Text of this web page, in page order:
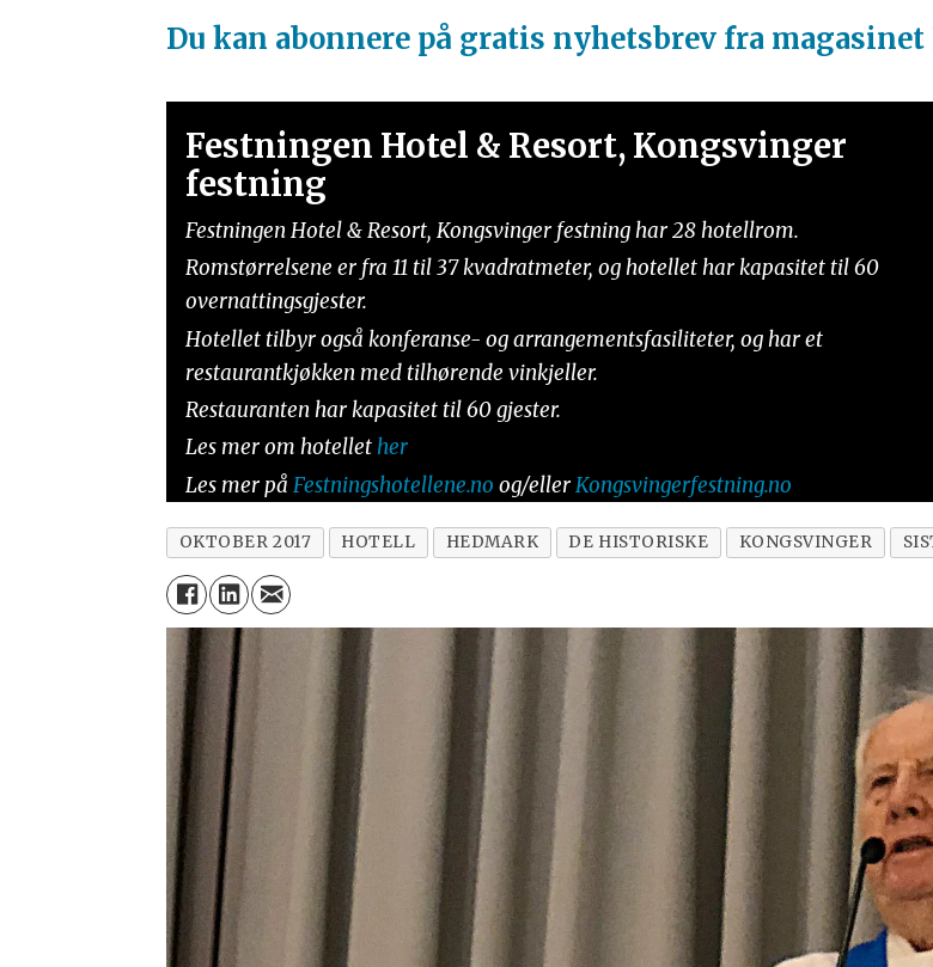
Du kan abonnere på gratis nyhetsbrev fra
Festningen Hotel & Resort, Kongsvinger
festning
Festningen Hotel & Resort, Kongsvinger festning har 28 hotellrom.
Romstørrelsene er fra 11 til 37 kvadratmeter, og hotellet har kapasitet til 60
overnattingsgjester.
Hotellet tilbyr også konferanse- og arrangementsfasiliteter, og har et
restaurantkjøkken med tilhørende vinkjeller.
Restauranten har kapasitet til 60 gjester.
Les mer om hotellet her
Les mer på Festningshotellene.no og/ellerKongsvingerfestning.no
OKTOBER 2017 HOTELL HEDMARK DE HISTORISKE KONGSVINGER